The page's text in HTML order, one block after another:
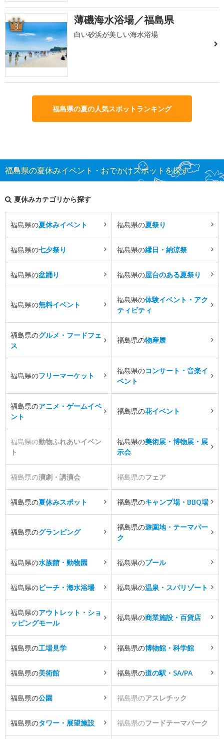
3 薄磯海水浴場／福島県
白い砂浜が美しい海水浴場
福島県の夏の人気スポットランキング
福島県の夏休みイベント・おでかけスポットを探す
夏休みカテゴリから探す
福島県の夏休みイベント 福島県の夏祭り
福島県の七夕祭り 福島県の縁日・納涼祭
福島県の盆踊り 福島県の屋台のある夏祭り
福島県の無料イベント
福島県の体験イベント・アク
ティビティ
福島県のグルメ・フードフェ
ス
福島県の物産展
福島県のフリーマーケット
福島県のコンサート・音楽イ
ベント
福島県のアニメ・ゲームイベ
ント
福島県の花イベント
福島県の動物ふれあいイベン
ト
福島県の美術展・博物展・展
示会
福島県の演劇・講演会 福島県のフェア
福島県の夏休みスポット 福島県のキャンプ場・BBQ場
福島県のグランピング
福島県の遊園地・テーマパー
ク
福島県の水族館・動物園 福島県のプール
福島県のビーチ・海水浴場 福島県の温泉・スパリゾート
福島県のアウトレット・ショ
ッピングモール
福島県の商業施設・百貨店
福島県の工場見学 福島県の博物館・科学館
福島県の美術館 福島県の道の駅・SA/PA
福島県の公園 福島県のアスレチック
福島県のタワー・展望施設 福島県のフードテーマパーク